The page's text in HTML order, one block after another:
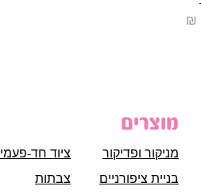
מוצרים
ציוד חד-פעמי
צבתות
מניקור ופדיקור
בניית ציפורניים